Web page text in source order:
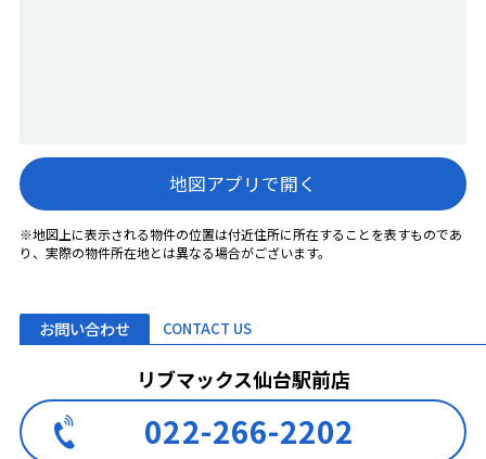
地図アプリで開く
※地図上に表示される物件の位置は付近住所に所在することを表すものであ
り、実際の物件所在地とは異なる場合がございます。
お問い合わせ CONTACT US
リブマックス仙台駅前店
022-266-2202